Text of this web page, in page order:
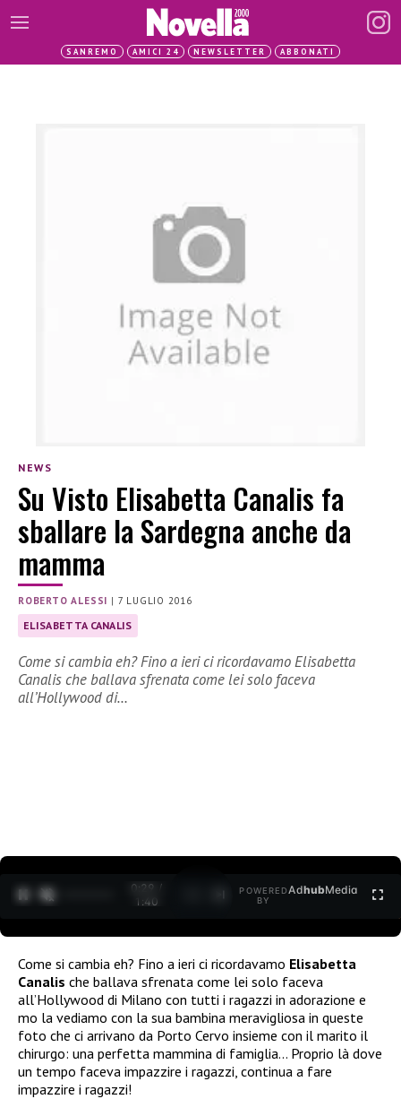
SANREMO AMICI 24 NEWSLETTER ABBONATI
NEWS
Su Visto Elisabetta Canalis fa
sballare la Sardegna anche da
mamma
ROBERTO ALESSI | 7 LUGLIO 2016
ELISABETTA CANALIS
Come si cambia eh? Fino a ieri ci ricordavamo Elisabetta
Canalis che ballava sfrenata come lei solo faceva
all’Hollywood di…
0:30 /
1:40
POWERED
BY
AdhubMedia
Come si cambia eh? Fino a ieri ci ricordavamo Elisabetta
Canalis che ballava sfrenata come lei solo faceva
all’Hollywood di Milano con tutti i ragazzi in adorazione e
mo la vediamo con la sua bambina meravigliosa in queste
foto che ci arrivano da Porto Cervo insieme con il marito il
chirurgo: una perfetta mammina di famiglia… Proprio là dove
un tempo faceva impazzire i ragazzi, continua a fare
impazzire i ragazzi!